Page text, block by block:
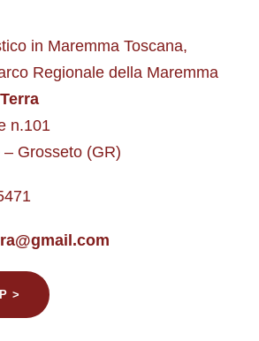
in Maremma Toscana,
Regionale della Maremma
n.101
Grosseto (GR)
>